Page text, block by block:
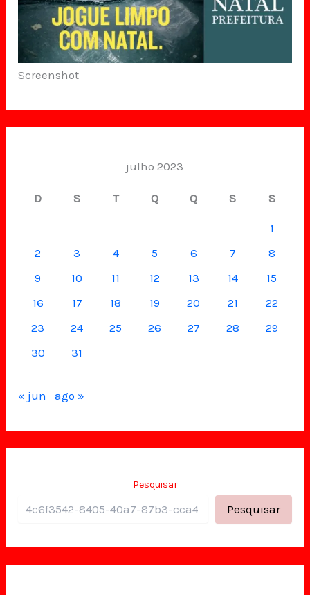
Screenshot
julho 2023
D S T Q Q S S
1
2
3 4 5 6 7
8
9
10 11 12 13 14
15
16
17 18 19 20 21
22
23
24 25 26 27 28
29
30
31
« jun ago »
Pesquisar
Pesquisar